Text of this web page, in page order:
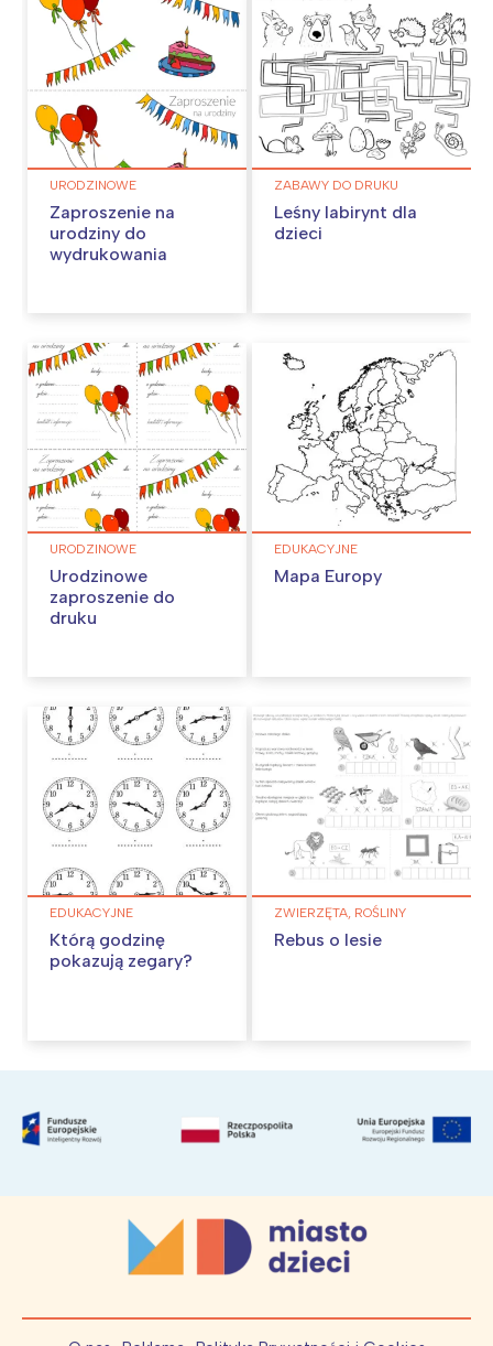
URODZINOWE
Zaproszenie na
urodziny do
wydrukowania
ZABAWY DO DRUKU
Leśny labirynt dla
dzieci
URODZINOWE
Urodzinowe
zaproszenie do
druku
EDUKACYJNE
Mapa Europy
EDUKACYJNE
Którą godzinę
pokazują zegary?
ZWIERZĘTA, ROŚLINY
Rebus o lesie